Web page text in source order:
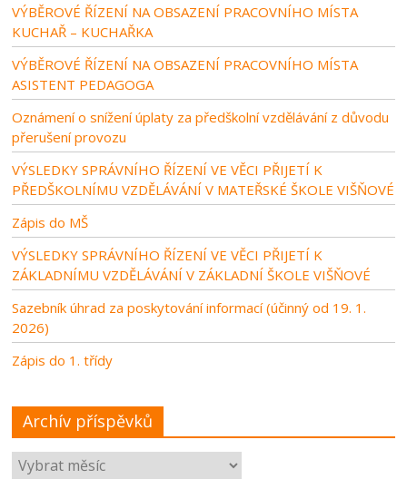
VÝBĚROVÉ ŘÍZENÍ NA OBSAZENÍ PRACOVNÍHO MÍSTA
KUCHAŘ – KUCHAŘKA
VÝBĚROVÉ ŘÍZENÍ NA OBSAZENÍ PRACOVNÍHO MÍSTA
ASISTENT PEDAGOGA
Oznámení o snížení úplaty za předškolní vzdělávání z důvodu
přerušení provozu
VÝSLEDKY SPRÁVNÍHO ŘÍZENÍ VE VĚCI PŘIJETÍ K
PŘEDŠKOLNÍMU VZDĚLÁVÁNÍ V MATEŘSKÉ ŠKOLE VIŠŇOVÉ
Zápis do MŠ
VÝSLEDKY SPRÁVNÍHO ŘÍZENÍ VE VĚCI PŘIJETÍ K
ZÁKLADNÍMU VZDĚLÁVÁNÍ V ZÁKLADNÍ ŠKOLE VIŠŇOVÉ
Sazebník úhrad za poskytování informací (účinný od 19. 1.
2026)
Zápis do 1. třídy
Archív příspěvků